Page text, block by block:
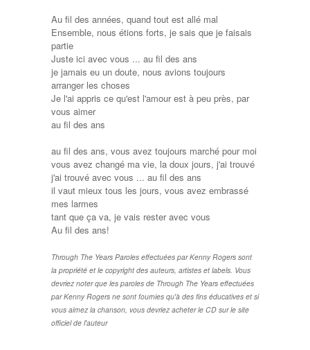
Au fil des années, quand tout est allé mal
Ensemble, nous étions forts, je sais que je faisais
partie
Juste ici avec vous ... au fil des ans
je jamais eu un doute, nous avions toujours
arranger les choses
Je l'ai appris ce qu'est l'amour est à peu près, par
vous aimer
au fil des ans
au fil des ans, vous avez toujours marché pour moi
vous avez changé ma vie, la doux jours, j'ai trouvé
j'ai trouvé avec vous ... au fil des ans
il vaut mieux tous les jours, vous avez embrassé
mes larmes
tant que ça va, je vais rester avec vous
Au fil des ans!
Through The Years Paroles effectuées par Kenny Rogers sont
la propriété et le copyright des auteurs, artistes et labels. Vous
devriez noter que les paroles de Through The Years effectuées
par Kenny Rogers ne sont fournies qu'à des fins éducatives et si
vous aimez la chanson, vous devriez acheter le CD sur le site
officiel de l'auteur